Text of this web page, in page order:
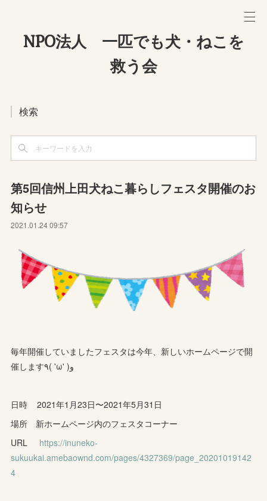
NPO法人 一匹でも犬・ねこを
救う会
検索
第5回信州上田犬ねこ暮らしフェスタ開催のお
知らせ
2021.01.24 09:57
毎年開催していましたフェスタは今年、新しいホームページで開
催します٩( 'ω' )و
日時 2021年1月23日〜2021年5月31日
場所 新ホームページ内のフェスタコーナー
URL https://inuneko-
sukuukai.amebaownd.com/pages/4327369/page_20201019142
4